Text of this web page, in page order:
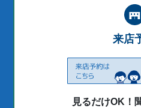
来店
見るだけOK！